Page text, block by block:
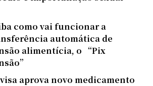
como vai funcionar a
automática de
alimentícia, o “Pix
aprova novo medicamento